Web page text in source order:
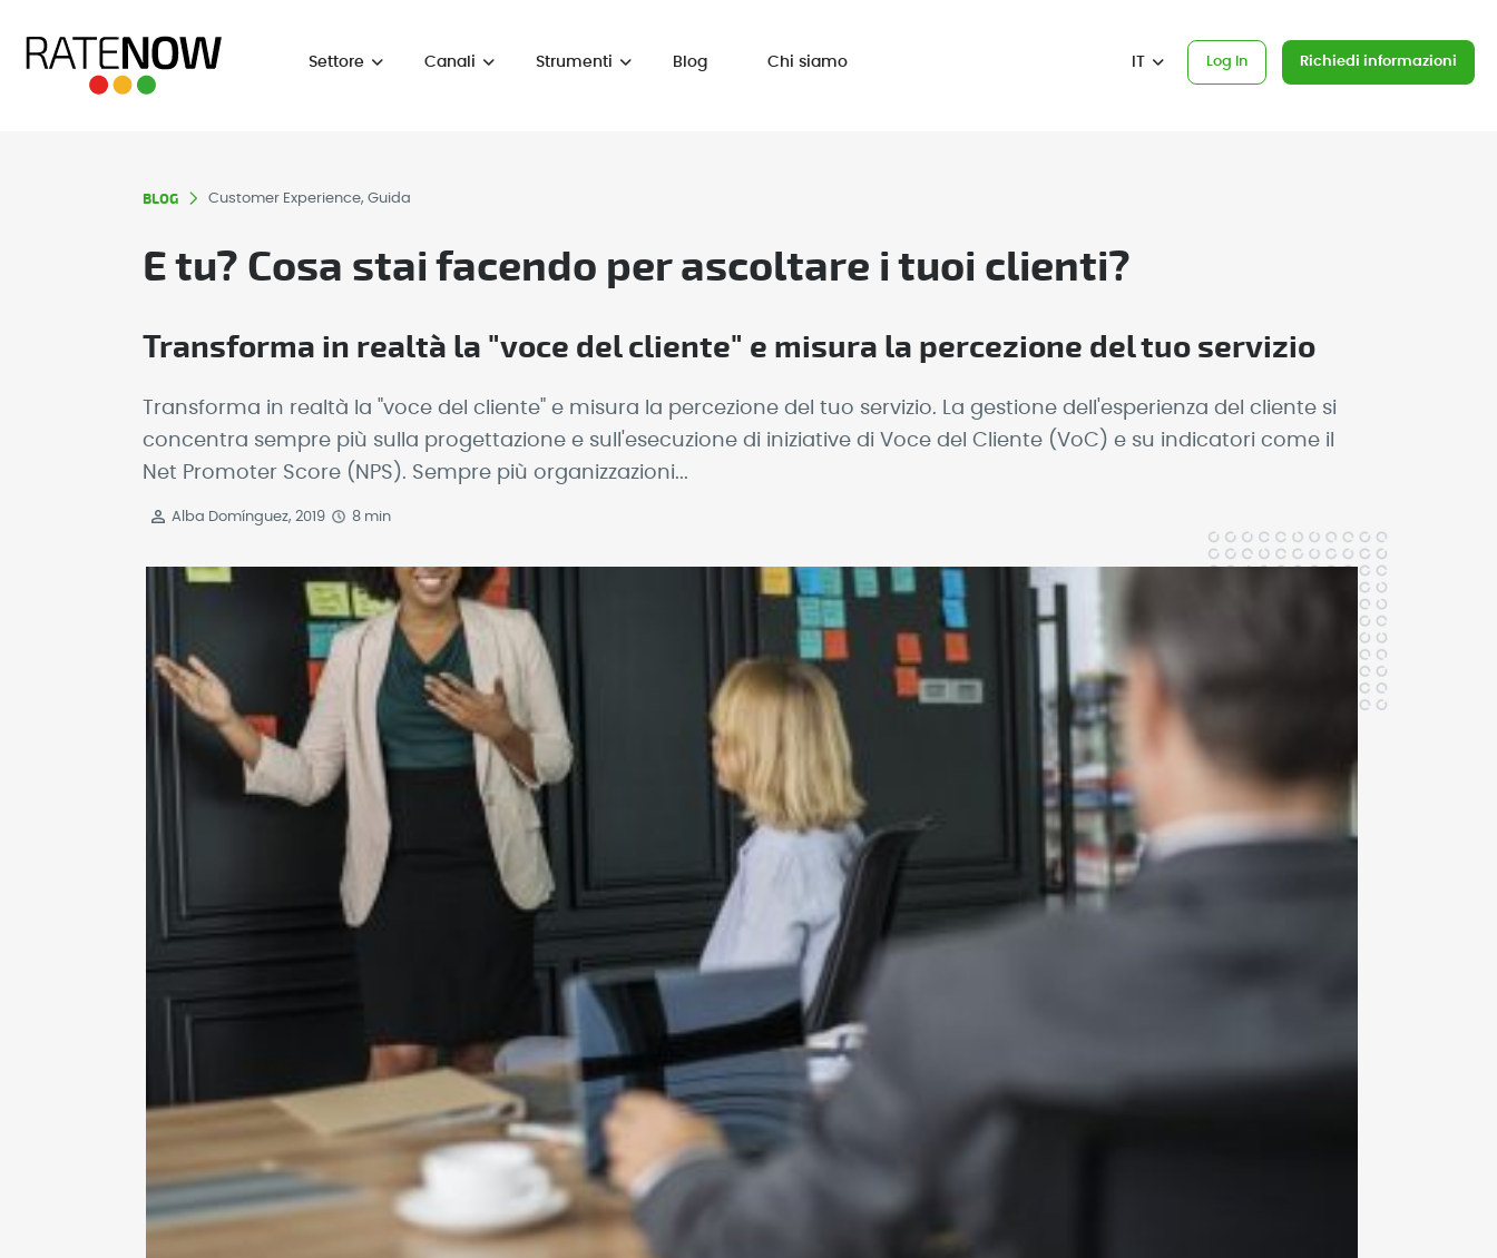
Settore Canali Strumenti Blog Chi siamo Richiedi informazioni
Log In
BLOG Customer Experience, Guida
E tu? Cosa stai facendo per ascoltare i tuoi clienti?
Transforma in realtà la "voce del cliente" e misura la percezione del tuo servizio
Transforma in realtà la "voce del cliente" e misura la percezione del tuo servizio. La gestione dell'esperienza del cliente si
concentra sempre più sulla progettazione e sull'esecuzione di iniziative di Voce del Cliente (VoC) e su indicatori come il
Net Promoter Score (NPS). Sempre più organizzazioni...
Alba Domínguez, 2019 8 min